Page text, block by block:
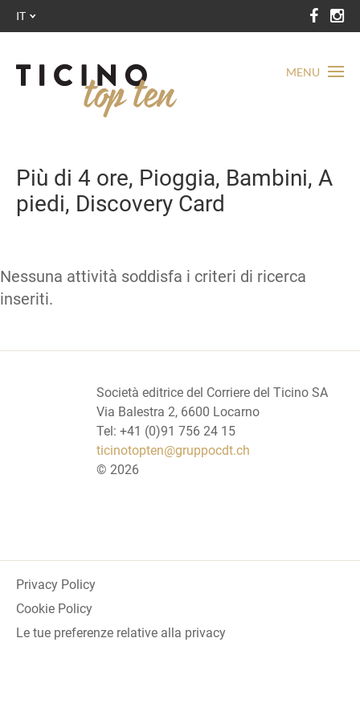
MENU
IT
Più di 4 ore, Pioggia, Bambini, A
piedi, Discovery Card
Nessuna attività soddisfa i criteri di ricerca
inseriti.
Società editrice del Corriere del Ticino SA
Via Balestra 2, 6600 Locarno
Tel: +41 (0)91 756 24 15
ticinotopten@gruppocdt.ch
© 2026
Privacy Policy
Cookie Policy
Le tue preferenze relative alla privacy